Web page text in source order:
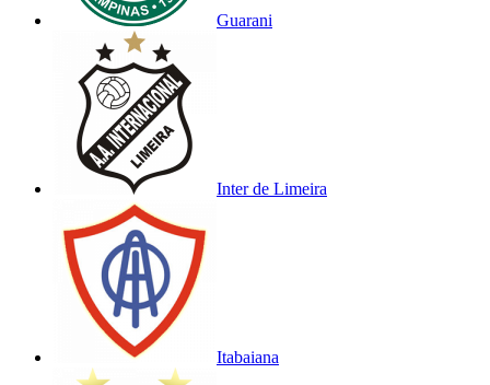
Guarani
Inter de Limeira
Itabaiana